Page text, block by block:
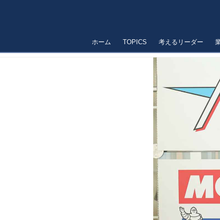
ホーム TOPICS 考えるリーダー